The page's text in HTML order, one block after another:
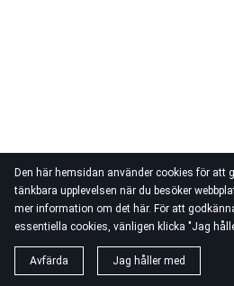
Den här hemsidan använder cookies för att
tänkbara upplevelsen när du besöker
mer information om det här. För att
essentiella cookies, vänligen klicka "Jag
Avfärda Jag håller med